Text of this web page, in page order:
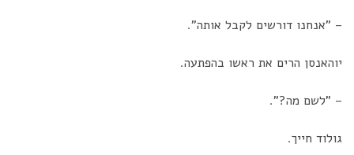
– "אנחנו דורשים לקבל אותה".
יוהאנסן הרים את ראשו בהפתעה.
– "לשם מה?".
גולוד חייך.